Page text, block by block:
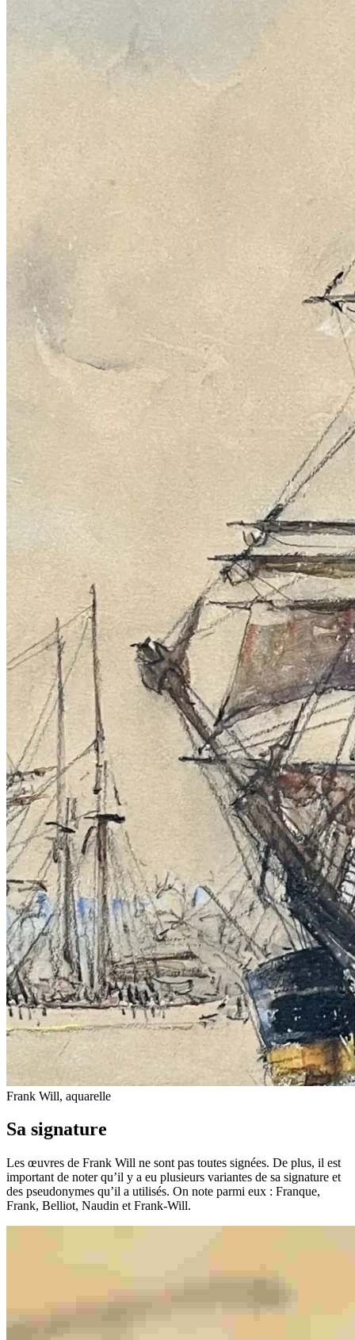
Frank Will, aquarelle
Sa signature
Les œuvres de Frank Will ne sont pas toutes signées. De plus, il est
important de noter qu’il y a eu plusieurs variantes de sa signature et
des pseudonymes qu’il a utilisés. On note parmi eux : Franque,
Frank, Belliot, Naudin et Frank-Will.